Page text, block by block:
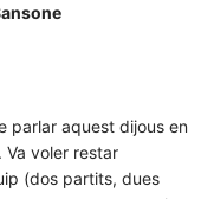
parlar aquest dijous en
Va voler restar
(dos partits, dues